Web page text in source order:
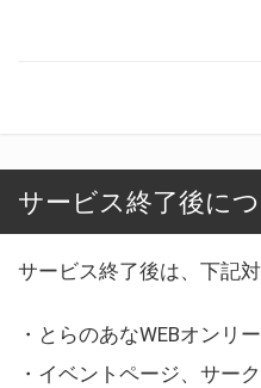
サービス終了後に
サービス終了後は、下記
・とらのあなWEBオンリ
・イベントページ、サー